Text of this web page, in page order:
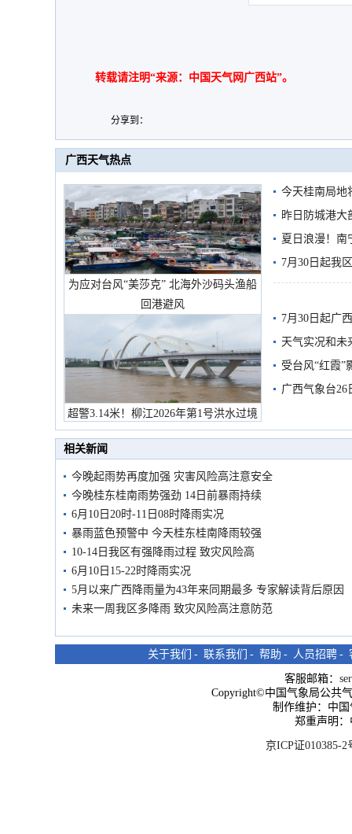
转载请注明“来源：中国天气网广西站”。
分享到：
广西天气热点
为应对台风“美莎克” 北海外沙码头渔船
回港避风
超警3.14米！柳江2026年第1号洪水过境
市民在堤岸见证汛况
今天桂南局地
需继续防范
昨日防城港大
雨
夏日浪漫！南
7月30日起我
7月30日起广
天气实况和未
受台风“红霞”
有较强降雨
广西气象台26
相关新闻
今晚起雨势再度加强 灾害风险高注意安全
今晚桂东桂南雨势强劲 14日前暴雨持续
6月10日20时-11日08时降雨实况
暴雨蓝色预警中 今天桂东桂南降雨较强
10-14日我区有强降雨过程 致灾风险高
6月10日15-22时降雨实况
5月以来广西降雨量为43年来同期最多 专家解读背后原因
未来一周我区多降雨 致灾风险高注意防范
关于我们 - 联系我们 - 帮助 - 人员招聘 -
客服邮箱：
Copyright©中国气象局公共
制作维护：中
郑重声明
京ICP证010385-2